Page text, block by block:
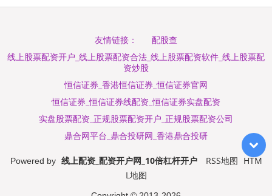
友情链接：
配股查
线上股票配资开户_线上股票配资合法_线上股票配资软件_线上股票配
资炒股
恒信证券_香港恒信证券_恒信证券官网
恒信证券_恒信证券线配资_恒信证券实盘配资
实盘股票配资_正规股票配资开户_正规股票配资公司
鼎合网平台_鼎合投研网_香港鼎合投研
Powered by 线上配资_配资开户网_10倍杠杆开户 RSS地图 HTM
L地图